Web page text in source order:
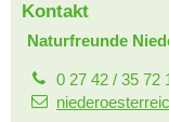
Kontakt
Naturfreunde
0 27 42 / 35 72